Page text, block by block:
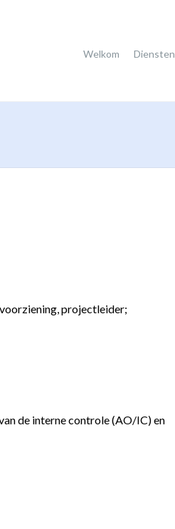
Welkom Diensten
projectleider;
de interne controle (AO/IC) en